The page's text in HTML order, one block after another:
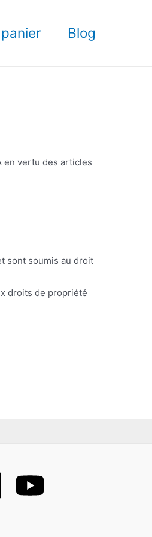
Blog
en vertu des articles
sont soumis au droit
droits de propriété